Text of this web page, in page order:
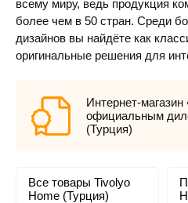
всему миру, ведь продукция
более чем в 50 стран. Среди
дизайнов вы найдёте как
оригинальные решения для
Интернет-
официальным
(Турция)
Все товары Tivolyo
Home (Турция)